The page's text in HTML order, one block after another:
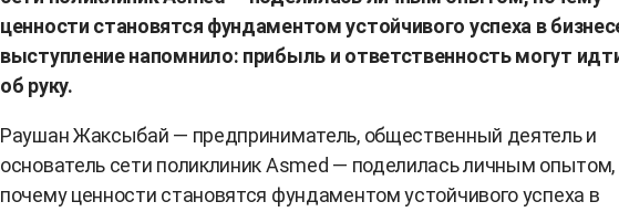
ценности становятся фундаментом устойчивого успеха в
выступление напомнило: прибыль и ответственность могут
об руку.
Раушан Жаксыбай — предприниматель, общественный деятель и
основатель сети поликлиник Asmed — поделилась личным опытом,
почему ценности становятся фундаментом устойчивого успеха в